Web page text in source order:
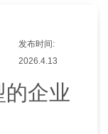
发布时间:
2026.4.13
企业